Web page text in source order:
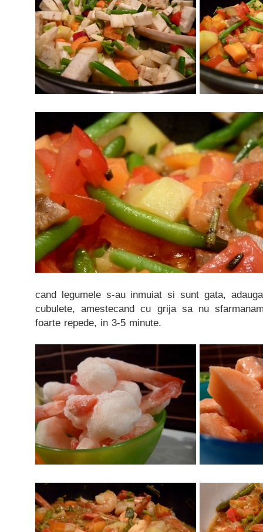
cand legumele s-au inmuiat si sunt gata,
cubulete, amestecand cu grija sa nu
foarte repede, in 3-5 minute.